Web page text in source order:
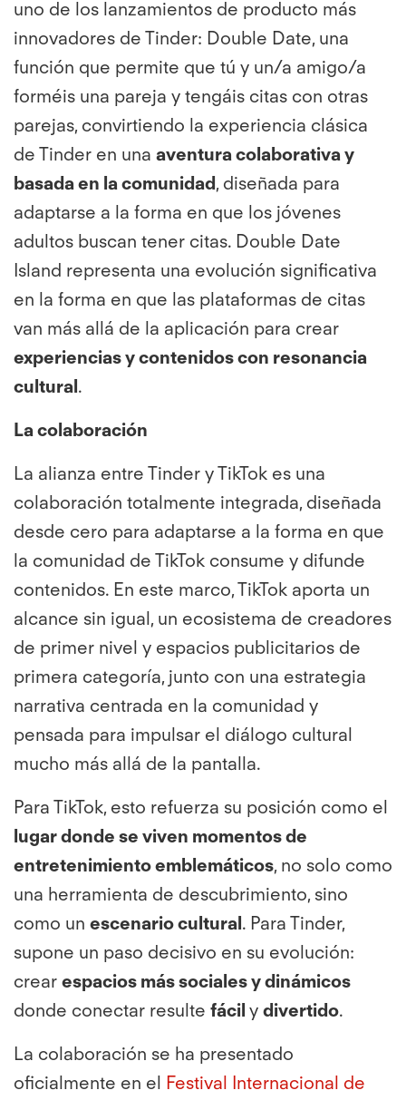
uno de los lanzamientos de producto más
innovadores de Tinder: Double Date, una
función que permite que tú y un/a amigo/a
forméis una pareja y tengáis citas con otras
parejas, convirtiendo la experiencia clásica
de Tinder en una aventura colaborativa y
basada en la comunidad, diseñada para
adaptarse a la forma en que los jóvenes
adultos buscan tener citas. Double Date
Island representa una evolución significativa
en la forma en que las plataformas de citas
van más allá de la aplicación para crear
experiencias y contenidos con resonancia
cultural.
La colaboración
La alianza entre Tinder y TikTok es una
colaboración totalmente integrada, diseñada
desde cero para adaptarse a la forma en que
la comunidad de TikTok consume y difunde
contenidos. En este marco, TikTok aporta un
alcance sin igual, un ecosistema de creadores
de primer nivel y espacios publicitarios de
primera categoría, junto con una estrategia
narrativa centrada en la comunidad y
pensada para impulsar el diálogo cultural
mucho más allá de la pantalla.
Para TikTok, esto refuerza su posición como el
lugar donde se viven momentos de
entretenimiento emblemáticos, no solo como
una herramienta de descubrimiento, sino
como un escenario cultural. Para Tinder,
supone un paso decisivo en su evolución:
crear espacios más sociales y dinámicos
donde conectar resulte fácil y divertido.
La colaboración se ha presentado
oficialmente en el Festival Internacional de